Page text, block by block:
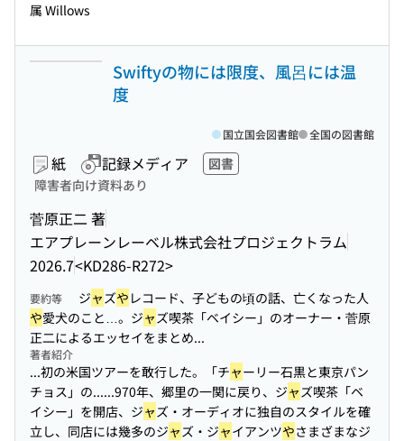
属 Willows
Swiftyの物には限度、風呂には温
度
紙 記録メディア
図書
障害者向け資料あり
菅原正二 著
エアプレーンレーベル株式会社プロジェクトラム
2026.7<KD286-R272>
国立国会図書館 全国の図書館
要約等 ジャズや レコード、子どもの頃の話、亡くなった人
や愛犬のこと…。ジャズ喫茶「ベイシー」のオーナー・菅原
正二によるエッセイをまとめ...
著者紹介
...初の米国ツアーを敢行した。「チャーリー石黒と東京パン
チョス」の......970年、郷里の一関に戻り、ジャズ喫茶「ベ
イシー」を開店、ジャズ・オーディオに独自のスタイルを確
立し、同店には幾多のジャズ・ジャイアンツやさまざまなジ